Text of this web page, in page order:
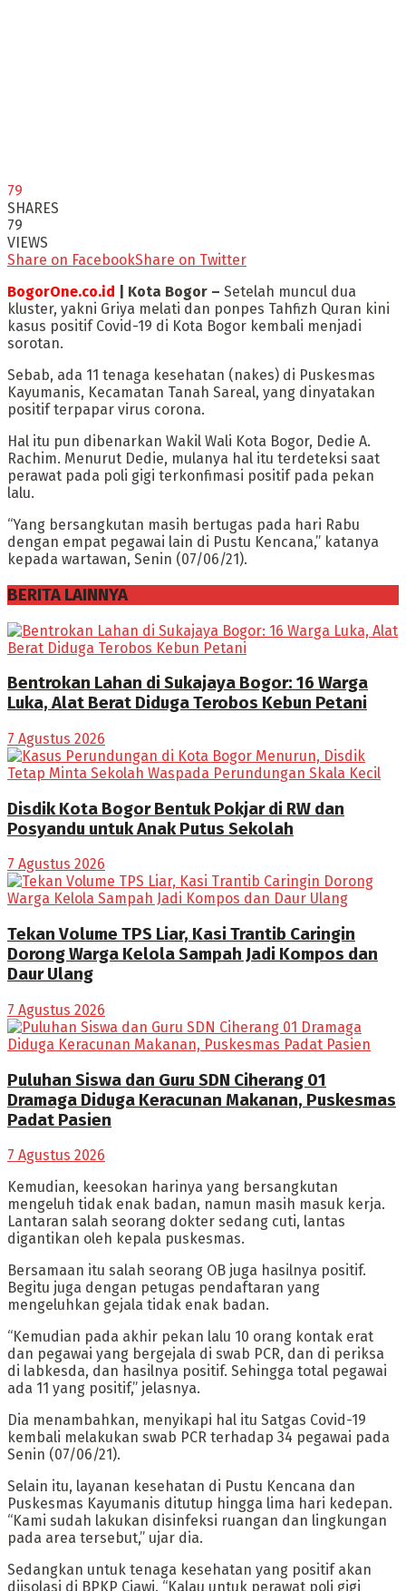
79
SHARES
79
VIEWS
Share on FacebookShare on Twitter
BogorOne.co.id | Kota Bogor – Setelah muncul dua
kluster, yakni Griya melati dan ponpes Tahfizh Quran kini
kasus positif Covid-19 di Kota Bogor kembali menjadi
sorotan.
Sebab, ada 11 tenaga kesehatan (nakes) di Puskesmas
Kayumanis, Kecamatan Tanah Sareal, yang dinyatakan
positif terpapar virus corona.
Hal itu pun dibenarkan Wakil Wali Kota Bogor, Dedie A.
Rachim. Menurut Dedie, mulanya hal itu terdeteksi saat
perawat pada poli gigi terkonfimasi positif pada pekan
lalu.
“Yang bersangkutan masih bertugas pada hari Rabu
dengan empat pegawai lain di Pustu Kencana,” katanya
kepada wartawan, Senin (07/06/21).
BERITA LAINNYA
Bentrokan Lahan di Sukajaya Bogor: 16 Warga
Luka, Alat Berat Diduga Terobos Kebun Petani
7 Agustus 2026
Disdik Kota Bogor Bentuk Pokjar di RW dan
Posyandu untuk Anak Putus Sekolah
7 Agustus 2026
Tekan Volume TPS Liar, Kasi Trantib Caringin
Dorong Warga Kelola Sampah Jadi Kompos dan
Daur Ulang
7 Agustus 2026
Puluhan Siswa dan Guru SDN Ciherang 01
Dramaga Diduga Keracunan Makanan, Puskesmas
Padat Pasien
7 Agustus 2026
Kemudian, keesokan harinya yang bersangkutan
mengeluh tidak enak badan, namun masih masuk kerja.
Lantaran salah seorang dokter sedang cuti, lantas
digantikan oleh kepala puskesmas.
Bersamaan itu salah seorang OB juga hasilnya positif.
Begitu juga dengan petugas pendaftaran yang
mengeluhkan gejala tidak enak badan.
“Kemudian pada akhir pekan lalu 10 orang kontak erat
dan pegawai yang bergejala di swab PCR, dan di periksa
di labkesda, dan hasilnya positif. Sehingga total pegawai
ada 11 yang positif,” jelasnya.
Dia menambahkan, menyikapi hal itu Satgas Covid-19
kembali melakukan swab PCR terhadap 34 pegawai pada
Senin (07/06/21).
Selain itu, layanan kesehatan di Pustu Kencana dan
Puskesmas Kayumanis ditutup hingga lima hari kedepan.
“Kami sudah lakukan disinfeksi ruangan dan lingkungan
pada area tersebut,” ujar dia.
Sedangkan untuk tenaga kesehatan yang positif akan
diisolasi di BPKP Ciawi. “Kalau untuk perawat poli gigi